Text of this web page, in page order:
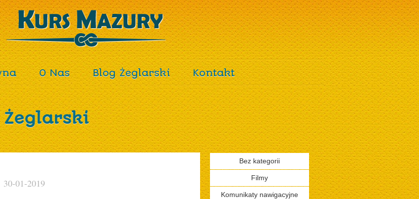
O Nas Blog Żeglarski Kontakt
Żeglarski
30-01-2019
Bez kategorii
Filmy
Komunikaty nawigacyjne